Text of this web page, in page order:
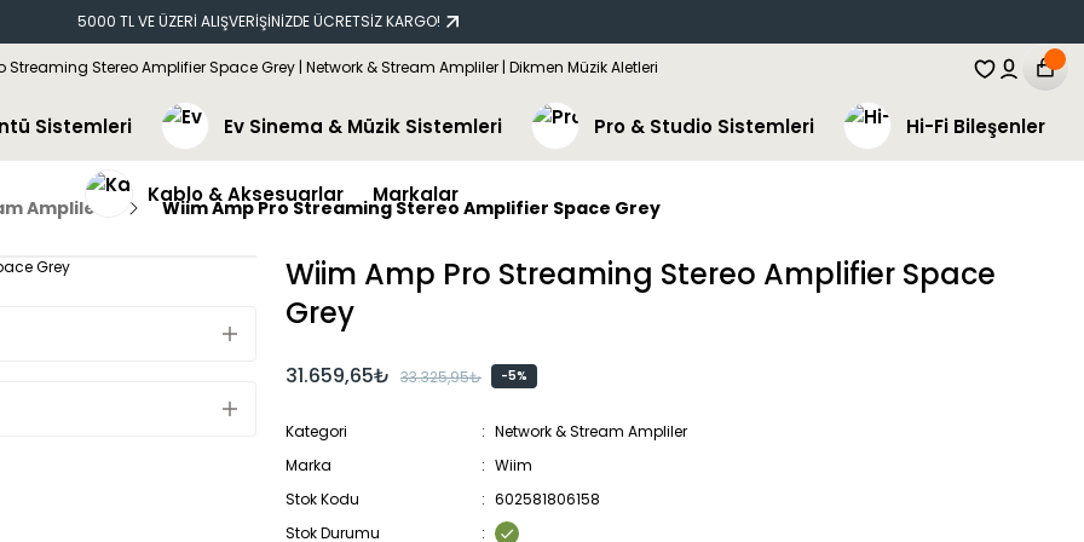
5000 TL VE ÜZERİ ALIŞVERİŞİNİZDE ÜCRETSİZ KARGO!
Sistemleri Ev Sinema & Müzik Sistemleri Pro & Studio Sistemleri Hi-Fi Bileşenler
Kablo & Aksesuarlar Markalar
Ampliler Wiim Amp Pro Streaming Stereo Amplifier Space Grey
Wiim Amp Pro Streaming Stereo Amplifier Space
Grey
31.659,65₺ 33.325,95₺ -5%
Kategori
Network & Stream Ampliler
Marka
Wiim
Stok Kodu
602581806158
Stok Durumu